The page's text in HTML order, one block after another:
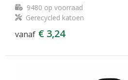
9480 op voorraad
Gerecycled katoen
vanaf € 3,24